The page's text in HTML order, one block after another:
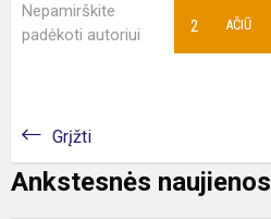
Nepamirškite
padėkoti autoriui
AČIŪ
2
Grįžti
Ankstesnės naujienos